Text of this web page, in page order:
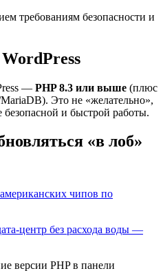
требованиям безопасности и
— PHP 8.3 или выше (плюс
Это не «желательно»,
безопасной и быстрой работы.
«в лоб»
чипов по
центр без расхода воды —
версии PHP в панели